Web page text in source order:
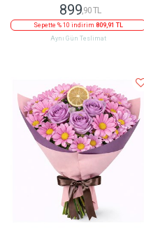
899,90 TL
Sepette % 10 indirim 809,91 TL
Aynı Gün Teslimat